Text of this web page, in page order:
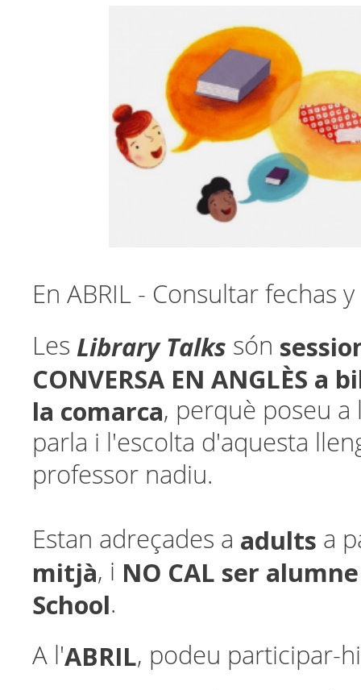
En ABRIL - Consultar fechas
Les Library Talks són
CONVERSA EN ANGLÈS a
la comarca, perquè poseu a
parla i l'escolta d'aquesta
professor nadiu.
Estan adreçades a adults a
mitjà, i NO CAL ser
School.
A l'ABRIL, podeu participar-